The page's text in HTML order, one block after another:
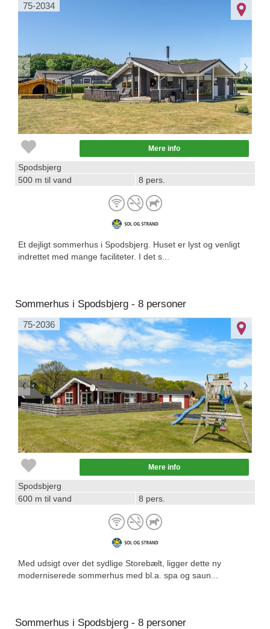
75-2034
Mere info
Spodsbjerg
500 m til vand
8 pers.
Et dejligt sommerhus i Spodsbjerg. Huset er lyst og venligt
indrettet med mange faciliteter. I det s...
Sommerhus i Spodsbjerg - 8 personer
75-2036
Mere info
Spodsbjerg
600 m til vand
8 pers.
Med udsigt over det sydlige Storebælt, ligger dette ny
moderniserede sommerhus med bl.a. spa og saun...
Sommerhus i Spodsbjerg - 8 personer